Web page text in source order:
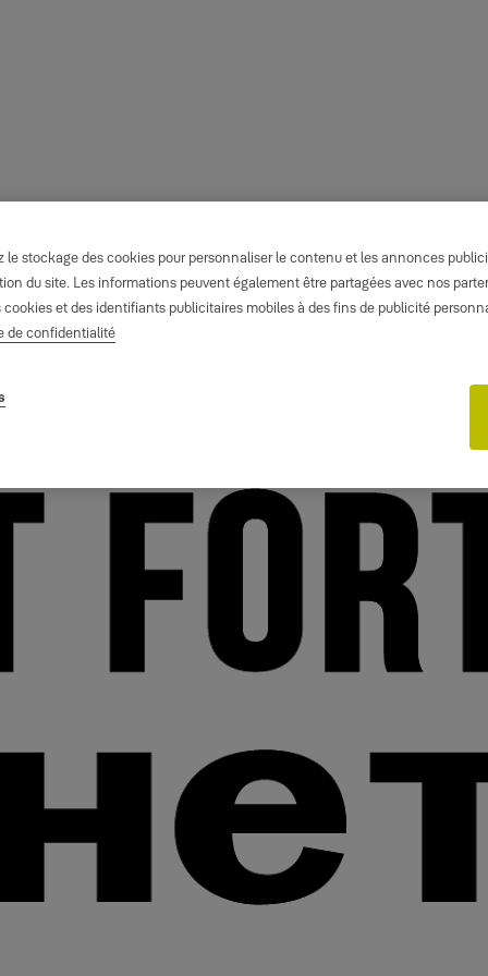
stockage des cookies pour personnaliser le contenu et les annonces
du site. Les informations peuvent également être partagées avec nos
et des identifiants publicitaires mobiles à des fins de publicité
de confidentialité